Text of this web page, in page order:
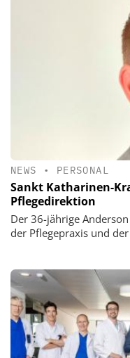
NEWS • PERSONAL
Sankt Katharinen-
Pflegedirektion
Der 36-jährige
der Pflegepraxis und